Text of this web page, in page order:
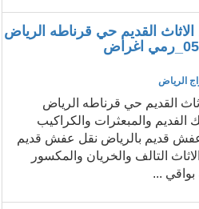
القديم حي قرناطه الرياض
الرياض
القديم حي قرناطه الرياض
الفديم والمبعثرات والكراكيب
قديم بالرياض نقل عفش قديم
التالف والخريان والمكسور
بواقي ...